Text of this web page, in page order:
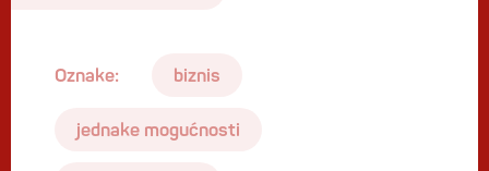
Oznake: biznis
jednake mogućnosti